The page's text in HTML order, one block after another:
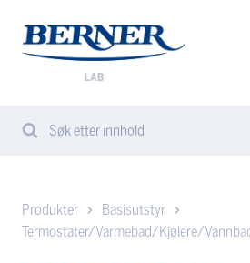
Berner
Lab
Search
Søk etter innhold
Produkter
Basisutstyr
Termostater/Varmebad/Kjølere/